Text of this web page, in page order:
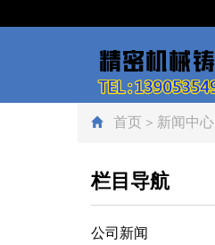
首页 > 新闻中心
栏目导航
公司新闻